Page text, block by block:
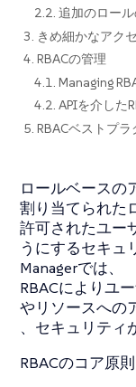
2.2. 追加のロー
3. きめ細かなアク
4. RBACの管理
4.1. Managing
4.2. APIを介した
5. RBACベストプラ
ロールベースの
割り当てられた
許可されたユー
うにするセキュ
Managerでは、
RBACによりユ
やリソースへの
、セキュリティ
RBACのコア原